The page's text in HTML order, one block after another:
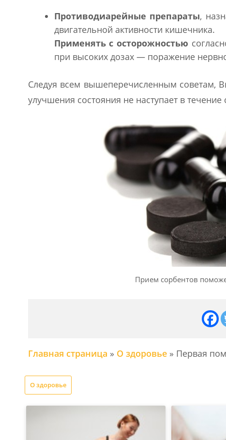
Противодиарейные препараты,
двигательной активности кишечника.
Применять с осторожностью
при высоких дозах — поражение
Следуя всем вышеперечисленным советам,
улучшения состояния не наступает в
Прием сорбентов
Главная страница » О здоровье» Первая
О здоровье